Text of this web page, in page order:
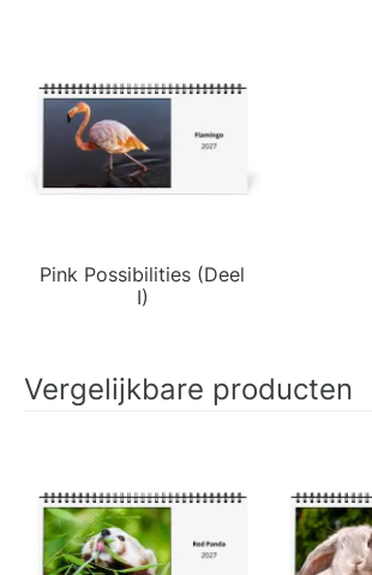
Pink Possibilities (Deel
I)
Vergelijkbare producten